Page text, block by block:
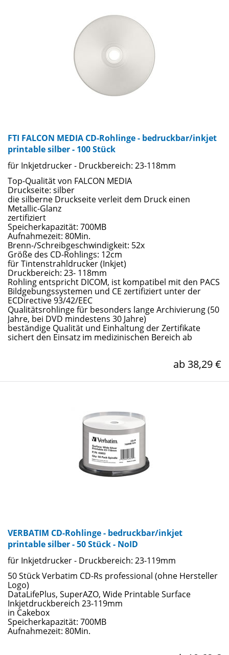
FTI FALCON MEDIA CD-Rohlinge - bedruckbar/inkjet
printable silber - 100 Stück
für Inkjetdrucker - Druckbereich: 23-118mm
Top-Qualität von FALCON MEDIA
Druckseite: silber
die silberne Druckseite verleit dem Druck einen
Metallic-Glanz
zertifiziert
Speicherkapazität: 700MB
Aufnahmezeit: 80Min.
Brenn-/Schreibgeschwindigkeit: 52x
Größe des CD-Rohlings: 12cm
für Tintenstrahldrucker (Inkjet)
Druckbereich: 23- 118mm
Rohling entspricht DICOM, ist kompatibel mit den PACS
Bildgebungssystemen und CE zertifiziert unter der
ECDirective 93/42/EEC
Qualitätsrohlinge für besonders lange Archivierung (50
Jahre, bei DVD mindestens 30 Jahre)
beständige Qualität und Einhaltung der Zertifikate
sichert den Einsatz im medizinischen Bereich ab
ab 38,29 €
VERBATIM CD-Rohlinge - bedruckbar/inkjet
printable silber - 50 Stück - NoID
für Inkjetdrucker - Druckbereich: 23-119mm
50 Stück Verbatim CD-Rs professional (ohne Hersteller
Logo)
DataLifePlus, SuperAZO, Wide Printable Surface
Inkjetdruckbereich 23-119mm
in Cakebox
Speicherkapazität: 700MB
Aufnahmezeit: 80Min.